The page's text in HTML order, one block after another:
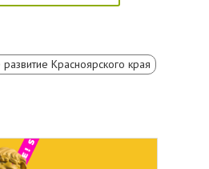
Красноярского края